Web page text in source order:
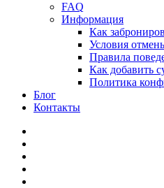
FAQ
Информация
Как
Условия
Правила
Как добавить
Политика
Блог
Контакты